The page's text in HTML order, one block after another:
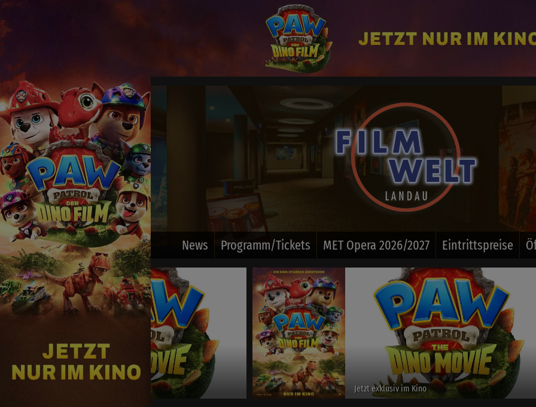
News Programm/Tickets MET Opera 2026/2027 Eintrittspreise
Jetzt exklusiv im Kino